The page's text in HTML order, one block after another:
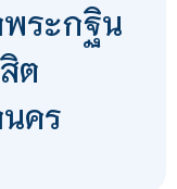
ระกฐิน
ต
คร